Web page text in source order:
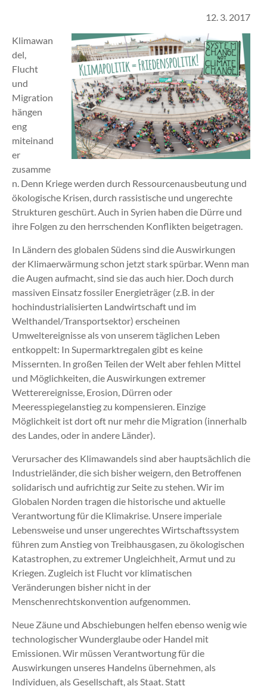
12. 3. 2017
Klimawan
del,
Flucht
und
Migration
hängen
eng
miteinand
er
zusamme
n. Denn Kriege werden durch Ressourcenausbeutung und
ökologische Krisen, durch rassistische und ungerechte
Strukturen geschürt. Auch in Syrien haben die Dürre und
ihre Folgen zu den herrschenden Konflikten beigetragen.
In Ländern des globalen Südens sind die Auswirkungen
der Klimaerwärmung schon jetzt stark spürbar. Wenn man
die Augen aufmacht, sind sie das auch hier. Doch durch
massiven Einsatz fossiler Energieträger (z.B. in der
hochindustrialisierten Landwirtschaft und im
Welthandel/Transportsektor) erscheinen
Umweltereignisse als von unserem täglichen Leben
entkoppelt: In Supermarktregalen gibt es keine
Missernten. In großen Teilen der Welt aber fehlen Mittel
und Möglichkeiten, die Auswirkungen extremer
Wetterereignisse, Erosion, Dürren oder
Meeresspiegelanstieg zu kompensieren. Einzige
Möglichkeit ist dort oft nur mehr die Migration (innerhalb
des Landes, oder in andere Länder).
Verursacher des Klimawandels sind aber hauptsächlich die
Industrieländer, die sich bisher weigern, den Betroffenen
solidarisch und aufrichtig zur Seite zu stehen. Wir im
Globalen Norden tragen die historische und aktuelle
Verantwortung für die Klimakrise. Unsere imperiale
Lebensweise und unser ungerechtes Wirtschaftssystem
führen zum Anstieg von Treibhausgasen, zu ökologischen
Katastrophen, zu extremer Ungleichheit, Armut und zu
Kriegen. Zugleich ist Flucht vor klimatischen
Veränderungen bisher nicht in der
Menschenrechtskonvention aufgenommen.
Neue Zäune und Abschiebungen helfen ebenso wenig wie
technologischer Wunderglaube oder Handel mit
Emissionen. Wir müssen Verantwortung für die
Auswirkungen unseres Handelns übernehmen, als
Individuen, als Gesellschaft, als Staat. Statt